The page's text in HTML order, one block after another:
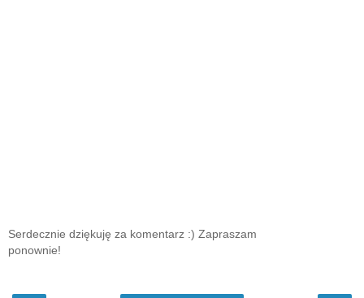
Serdecznie dziękuję za komentarz :) Zapraszam
ponownie!